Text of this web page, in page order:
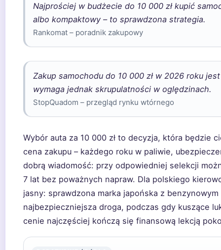
Najprościej w budżecie do 10 000 zł kupić
albo kompaktowy – to sprawdzona strategia.
Rankomat – poradnik zakupowy
Zakup samochodu do 10 000 zł w 2026 roku
wymaga jednak skrupulatności w oględzinach.
StopQuadom – przegląd rynku wtórnego
Wybór auta za 10 000 zł to decyzja, która będzie
cena zakupu – każdego roku w paliwie,
dobrą wiadomość: przy odpowiedniej selekcji
7 lat bez poważnych napraw. Dla polskiego
jasny: sprawdzona marka japońska z
najbezpieczniejsza droga, podczas gdy kuszące
cenie najczęściej kończą się finansową lekcją